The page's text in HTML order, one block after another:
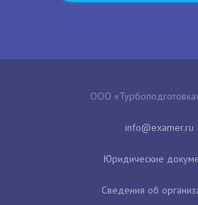
ООО
Юридические
Сведения об